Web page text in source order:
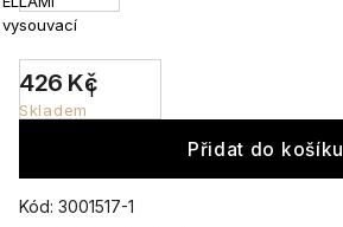
Kód: 3001517-1
426 Kč
Skladem
vysouvací
Přidat do košíku